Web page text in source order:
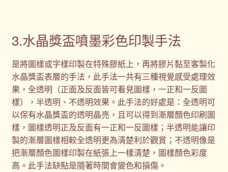
3.水晶獎盃噴墨彩色印製手法
是將圖樣或字樣印製在特殊膠紙上，再將膠片黏至客製化
水晶獎盃表層的手法，此手法一共有三種視覺感受處理效
果，全透明（正面及反面皆可看見圖樣，一正和一反圖
樣），半透明、不透明效果。此手法的好處是：全透明可
以保有水晶獎盃的透明晶亮，且可以得到漸層顏色印刷圖
樣，圖樣透明正及反面有一正和一反圖樣；半透明能讓印
製的漸層圖樣相較全透明更為清楚利於觀賞；不透明像是
把漸層顏色圖樣印製在紙張上一樣清楚，圖樣顏色彩度
高。此手法缺點是隨著時間會變色和損傷。